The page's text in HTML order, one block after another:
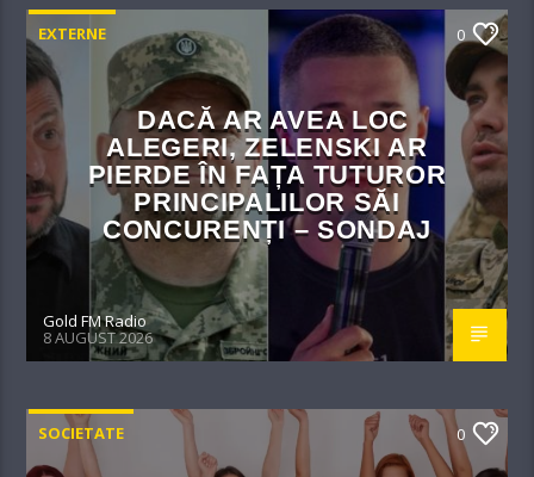
EXTERNE 0
DACĂ AR AVEA LOC
ALEGERI, ZELENSKI AR
PIERDE ÎN FAȚA TUTUROR
PRINCIPALILOR SĂI
CONCURENȚI – SONDAJ
Gold FM Radio
8 AUGUST 2026
SOCIETATE 0